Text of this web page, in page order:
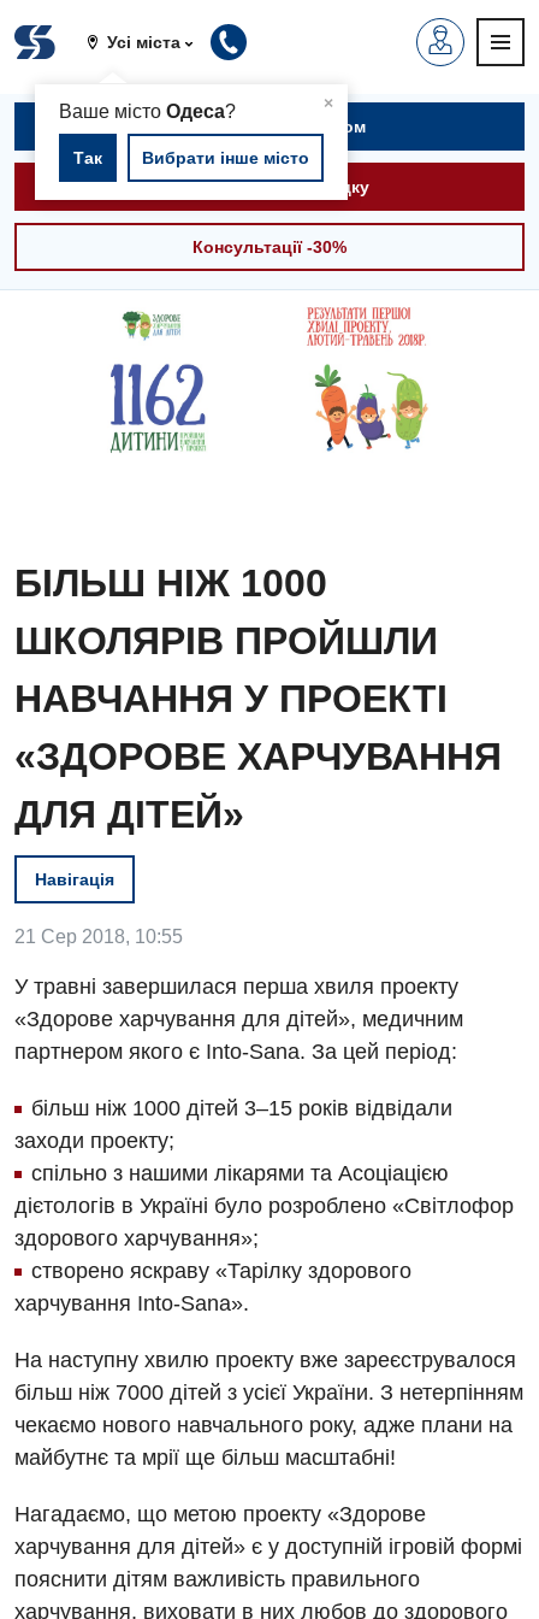
Усі міста
×
Ваше містоОдеса?
Так Вибрати інше місто
Вакансії
Заходи БПР
Інтернатура
Енциклопедія
Програма лояльності
Відео
Діагностика
Ангіографічні дослідження
Діагностичне відділення
Ендоскопічне відділення
Комп’ютерна томографія
Магнітно-резонансна томографія
Мамографія
Нейросонографія
Рентгенографія
УЗД
Для дорослих
Алергологія, імунологія
Андрологія
Відділ госпіталізації
Відділення кардіосудинної патології та неврології
Відділення невідкладних станів
Відділення інтенсивної терапії
Гінекологічне відділення
Денний стаціонар
Діагностичне відділення
Ендоскопічне відділення
Офтальмологічне відділення
Педіатричне відділення
Травматологічне відділення
Урологічне відділення
Декларування
Лікування гострого інфаркту
Національний скринінг здоров’я 40+
Українська
Російська
Записатися на прийом
Викликати швидку
Консультації -30%
БІЛЬШ НІЖ 1000
ШКОЛЯРІВ ПРОЙШЛИ
НАВЧАННЯ У ПРОЕКТІ
«ЗДОРОВЕ ХАРЧУВАННЯ
ДЛЯ ДІТЕЙ»
Навігація
21 Сер 2018, 10:55
У травні завершилася перша хвиля проекту
«Здорове харчування для дітей», медичним
партнером якого є Into-Sana. За цей період:
більш ніж 1000 дітей 3–15 років відвідали
заходи проекту;
спільно з нашими лікарями та Асоціацією
дієтологів в Україні було розроблено «Світлофор
здорового харчування»;
створено яскраву «Тарілку здорового
харчування Into-Sana».
На наступну хвилю проекту вже зареєструвалося
більш ніж 7000 дітей з усієї України. З нетерпінням
чекаємо нового навчального року, адже плани на
майбутнє та мрії ще більш масштабні!
Нагадаємо, що метою проекту «Здорове
харчування для дітей» є у доступній ігровій формі
пояснити дітям важливість правильного
харчування, виховати в них любов до здорового